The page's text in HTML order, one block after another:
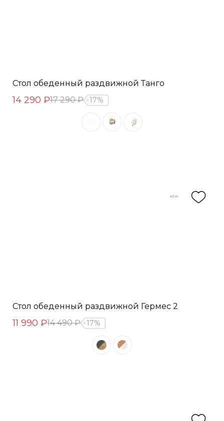
Стол обеденный раздвижной Танго
14 290 ₽17 290 ₽ 17%
Стол обеденный раздвижной Гермес 2
11 990 ₽14 490 ₽ 17%